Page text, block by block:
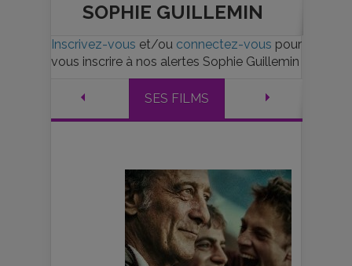
SOPHIE GUILLEMIN
Inscrivez-vous et/ou connectez-vous pour
vous inscrire à nos alertes Sophie Guillemin
SES FILMS